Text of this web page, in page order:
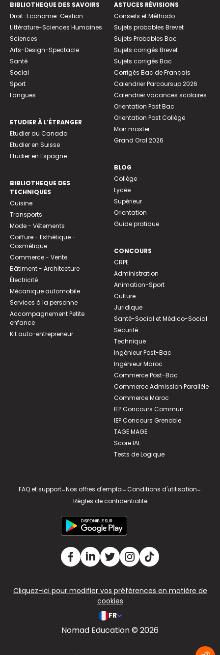
BIBLIOTHEQUE DES SAVOIRS
Droit-Economie-Gestion
Littérature-Sciences Humaines
Sciences
Arts-Design-Spectacle
Santé
Social
Sport
Langues
ETUDIER À L’ÉTRANGER
Etudier au Canada
Etudier en Suisse
Etudier en Espagne
BIBLIOTHEQUE DES
TECHNIQUES
Cuisine
Transports
Mode - Vêtements
Coiffure - Esthétique -
Cosmétique
Commerce - Vente
Bâtiment - Architecture
Électricité
Mécanique automobile
Services à la personne
Accompagnement Petite
enfance
Kit auto-entrepreneur
ASTUCES RÉVISIONS
Conseils et Méthodo
Sujets probables Brevet
Sujets Probables Bac
Sujets corrigés Brevet
Sujets corrigés Bac
Corrigés Bac de Français
Calendrier Parcoursup 2026
Calendrier vacances scolaires
Orientation Post Bac
Orientation Post Collège
Mon master
Grand Oral 2026
BLOG
Collège
Lycée
Supérieur
Orientation
Guide pratique
CONCOURS
CRPE
Administration
Animation-Sport
Culture
Juridique
Santé-Social et Médico-Social
Sécurité
Technique
Ingénieur Post-Bac
Ingénieur Maroc
Commerce Post-Bac
Commerce Admission Parallèle
Commerce Maroc
IEP Concours Commun
IEP Concours Grenoble
TAGE MAGE
Score IAE
Tests de Logique
FAQ et support-Nos offres d'emploi-Conditions d'utilisation-
Règles de confidentialité
Cliquez-ici pour modifier vos préférences en matière de
cookies
FR
Nomad Education © 2026